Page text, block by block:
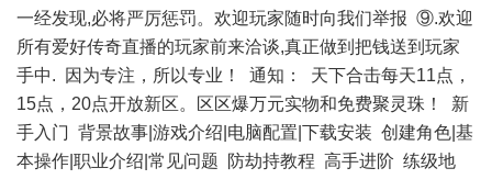
一经发现,必将严厉惩罚。欢迎玩家随时向我们举报 ⑨.欢迎
所有爱好传奇直播的玩家前来洽谈,真正做到把钱送到玩家
手中. 因为专注，所以专业！ 通知： 天下合击每天11点，
15点，20点开放新区。区区爆万元实物和免费聚灵珠！ 新
手入门 背景故事|游戏介绍|电脑配置|下载安装 创建角色|基
本操作|职业介绍|常见问题 防劫持教程 高手进阶 练级地